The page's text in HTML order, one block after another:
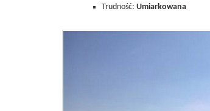
Trudność: Umiarkowana